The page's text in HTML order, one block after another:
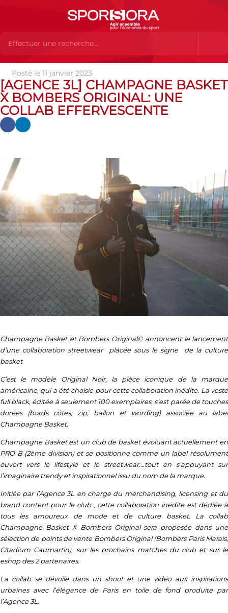
Actualités Actualités
3L] CHAMPAGNE BASKET X BOMBERS ORIGINAL: UNE COLLAB
EFFERVESCENTE
Posté le 11 janvier 2023
[AGENCE 3L] CHAMPAGNE BASKET
X BOMBERS ORIGINAL: UNE
COLLAB EFFERVESCENTE
Champagne Basket et Bombers Original© annoncent le lancement
d’une collaboration streetwear placée sous le signe de la culture
basket
C’est le modèle Original Noir, la pièce iconique de la marque
américaine, qui a été choisie pour cette collaboration inédite. La veste
full black, éditée à seulement 100 exemplaires, s’est parée de touches
dorées (bords côtes, zip, ballon et wording) associée au label
Champagne Basket.
Champagne Basket est un club de basket évoluant actuellement en
PRO B (2ème division) et se positionne comme un label résolument
ouvert vers le lifestyle et le streetwear….tout en s’appuyant sur
l’imaginaire trendy et inspirationnel issu du nom de la marque.
Initiée par l’Agence 3L en charge du merchandising, licensing et du
brand content pour le club , cette collaboration inédite est dédiée à
tous les amoureux de mode et de culture basket. La collab
Champagne Basket X Bombers Original sera proposée dans une
sélection de points de vente Bombers Original (Bombers Paris Marais,
Citadium Caumartin), sur les prochains matches du club et sur le
eshop des 2 partenaires.
La collab se dévoile dans un shoot et une vidéo aux inspirations
urbaines avec l’élégance de Paris en toile de fond produite par
l’Agence 3L.